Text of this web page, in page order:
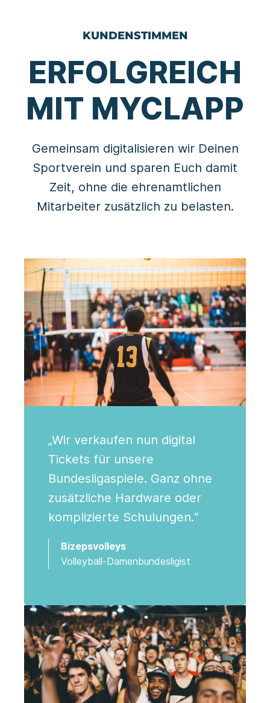
KUNDENSTIMMEN
ERFOLGREICH
MIT MYCLAPP
Gemeinsam digitalisieren wir Deinen
Sportverein und sparen Euch damit
Zeit, ohne die ehrenamtlichen
Mitarbeiter zusätzlich zu belasten.
„Wir verkaufen nun digital
Tickets für unsere
Bundesligaspiele. Ganz ohne
zusätzliche Hardware oder
komplizierte Schulungen.“
Bizepsvolleys
Volleyball-Damenbundesligist